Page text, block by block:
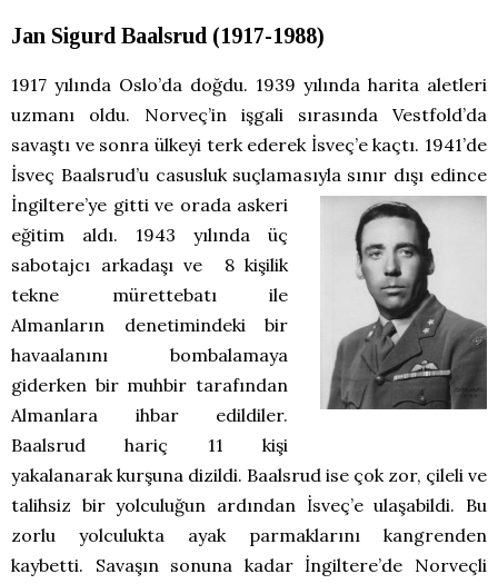
Jan Sigurd Baalsrud (1917-1988)
1917 yılında Oslo’da doğdu. 1939 yılında harita aletleri
uzmanı oldu. Norveç’in işgali sırasında Vestfold’da
savaştı ve sonra ülkeyi terk ederek İsveç’e kaçtı. 1941’de
İsveç Baalsrud’u casusluk suçlamasıyla sınır dışı edince
İngiltere’ye gitti ve orada askeri
eğitim aldı. 1943 yılında üç
sabotajcı arkadaşı ve 8 kişilik
tekne mürettebatı ile
Almanların denetimindeki bir
havaalanını bombalamaya
giderken bir muhbir tarafından
Almanlara ihbar edildiler.
Baalsrud hariç 11 kişi
yakalanarak kurşuna dizildi. Baalsrud ise çok zor, çileli ve
talihsiz bir yolculuğun ardından İsveç’e ulaşabildi. Bu
zorlu yolculukta ayak parmaklarını kangrenden
kaybetti. Savaşın sonuna kadar İngiltere’de Norveçli